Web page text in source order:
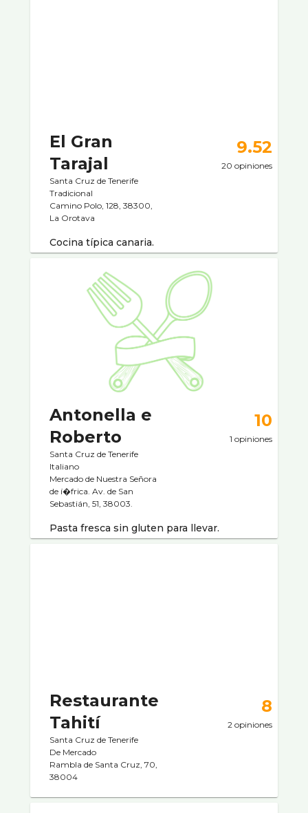
El Gran
Tarajal
Santa Cruz de Tenerife
Tradicional
Camino Polo, 128, 38300,
La Orotava
9.52
20 opiniones
Cocina tí­pica canaria.
Antonella e
Roberto
Santa Cruz de Tenerife
Italiano
Mercado de Nuestra Señora
de í�frica. Av. de San
Sebastián, 51, 38003.
10
1 opiniones
Pasta fresca sin gluten para llevar.
Restaurante
Tahití­
Santa Cruz de Tenerife
De Mercado
Rambla de Santa Cruz, 70,
38004
8
2 opiniones